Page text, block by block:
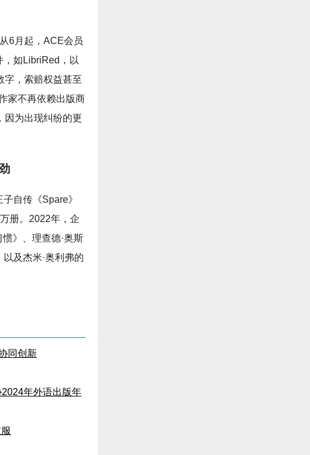
6月起，ACE会员
，如LibriRed，以
字，索赔权益甚至
家不再依赖出版商
因为出现纠纷的更
自传《Spare》
册。2022年，企
》、理查德·奥斯
及杰米·奥利弗的
同创新
年外语出版年